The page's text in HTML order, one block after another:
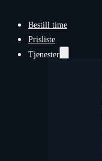
Bestill time
Prisliste
Tjenester